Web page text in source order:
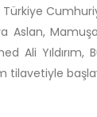
Aslan,
Ali
tilavetiyle